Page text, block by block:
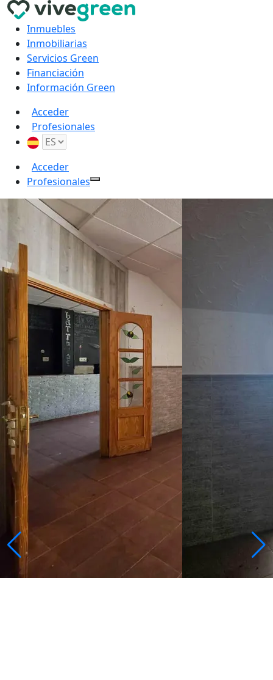
Inmuebles
Inmobiliarias
Servicios Green
Financiación
Información Green
Acceder
Profesionales
Acceder
Profesionales